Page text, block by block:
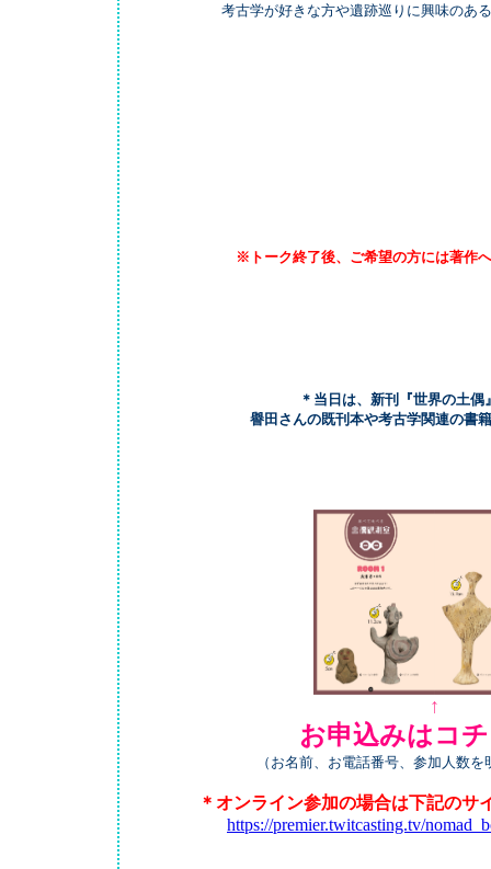
考古学が好きな方や遺跡巡りに興味のあ
※トーク終了後、ご希望の方には著作
＊当日は、新刊『世界の土偶
譽田さんの既刊本や考古学関連の書
↑
お申込みはコ
（お名前、お電話番号、参加人数
＊オンライン参加の場合は下記のサ
https://premier.twitcasting.tv/